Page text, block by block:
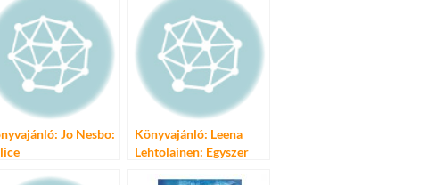
Jo Nesbo:
Könyvajánló: Leena
Lehtolainen: Egyszer